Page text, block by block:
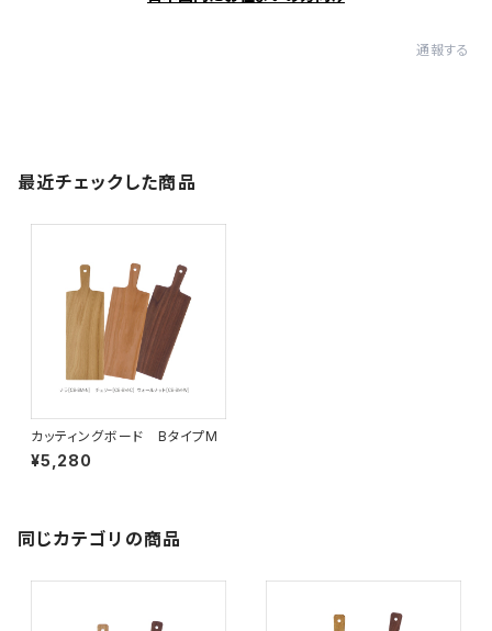
通報する
最近チェックした商品
カッティングボード BタイプM
¥5,280
同じカテゴリの商品